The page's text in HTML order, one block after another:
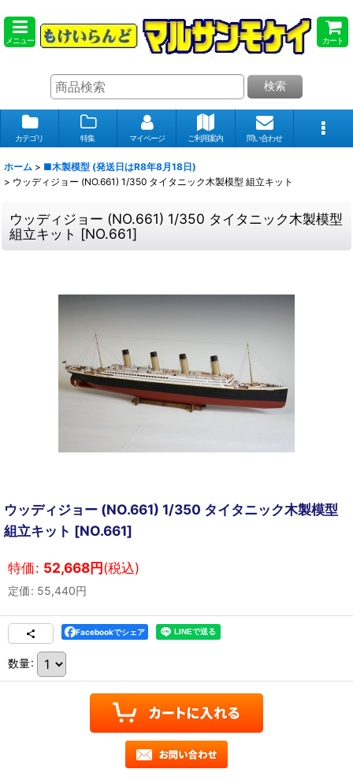
メニュー カート
検索
カテゴリ 特集 マイページ ご利用案内 問い合わせ
ホーム > ■木製模型 (発送日はR8年8月18日)
> ウッディジョー (NO.661) 1/350 タイタニック木製模型 組立キット
ウッディジョー (NO.661) 1/350 タイタニック木製模型
組立キット [NO.661]
ウッディジョー (NO.661) 1/350 タイタニック木製模型
組立キット [NO.661]
特価: 52,668円(税込)
定価: 55,440円
Facebookでシェア
数量: